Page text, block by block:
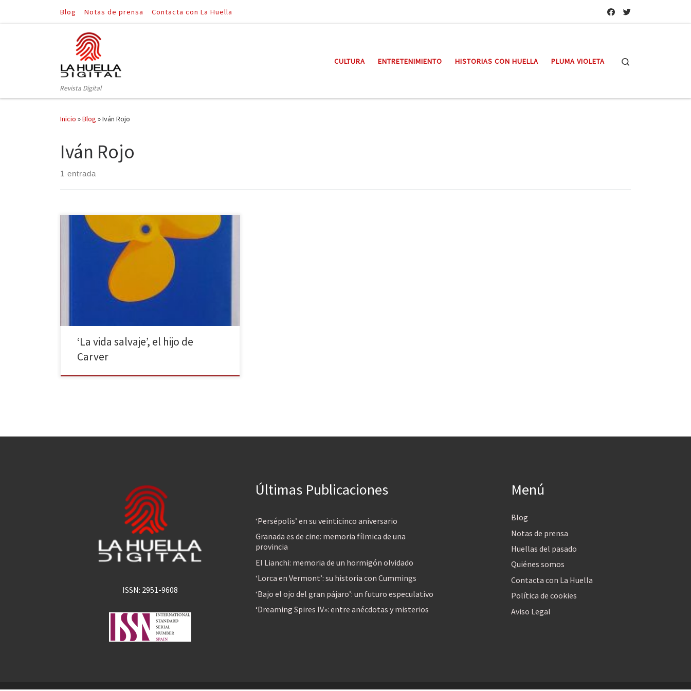
Saltar al contenido
Blog Notas de prensa Contacta con La Huella
Revista Digital
CULTURA ENTRETENIMIENTO HISTORIAS CON HUELLA PLUMA VIOLETA
Inicio »Blog »Iván Rojo
Iván Rojo
1 entrada
Iván Rojo no nació en Oregón o Los Ángeles, pero
lleva el realismo sucio incrustado en su sangre
valenciana. En este nuevo libro, sus relatos y poemas
alcanzan cotas magistrales que no sólo recogen, sino
que también elevan este género americano. En
primer lugar debemos celebrar el nacimiento de
‘La vida salvaje’, el hijo de
Carver
ISSN: 2951-9608
Últimas Publicaciones
‘Persépolis’ en su veinticinco aniversario
Granada es de cine: memoria fílmica de una
provincia
El Lianchi: memoria de un hormigón olvidado
‘Lorca en Vermont’: su historia con Cummings
‘Bajo el ojo del gran pájaro’: un futuro especulativo
‘Dreaming Spires IV»: entre anécdotas y misterios
Menú
Blog
Notas de prensa
Huellas del pasado
Quiénes somos
Contacta con La Huella
Política de cookies
Aviso Legal